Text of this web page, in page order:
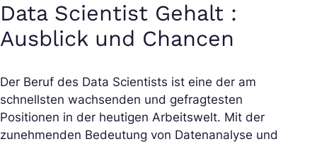
Data Scientist Gehalt :
Ausblick und Chancen
Der Beruf des Data Scientists ist eine der am
schnellsten wachsenden und gefragtesten
Positionen in der heutigen Arbeitswelt. Mit der
zunehmenden Bedeutung von Datenanalyse und